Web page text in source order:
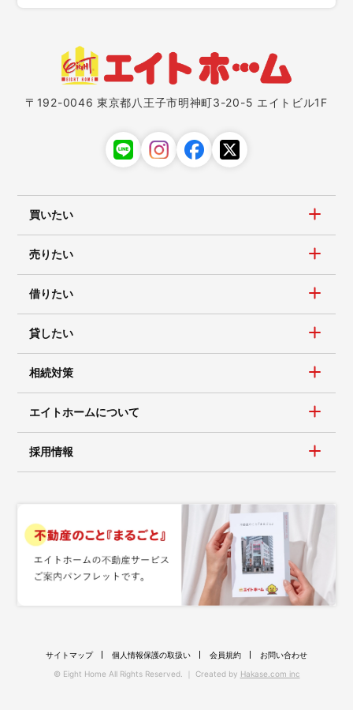
〒192-0046 東京都八王子市明神町3-20-5 エイトビル1F
買いたい
売りたい
借りたい
貸したい
相続対策
エイトホームについて
採用情報
サイトマップ 個人情報保護の取扱い 会員規約
お問い合わせ
© Eight Home All Rights Reserved. ｜ Created by Hakase.com inc